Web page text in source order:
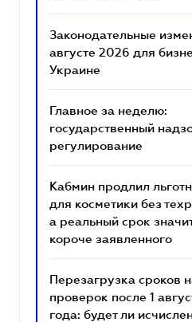
Законодательные
августе 2026 для
Украине
Главное за неделю:
государственный
регулирование
Кабмин продлил
для косметики без
а реальный срок
короче заявленного
Перезагрузка сроков
проверок после 1
года: будет ли